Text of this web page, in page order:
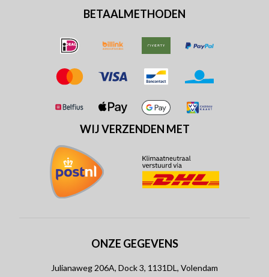
BETAALMETHODEN
WIJ VERZENDEN MET
ONZE GEGEVENS
Julianaweg 206A, Dock 3, 1131DL, Volendam